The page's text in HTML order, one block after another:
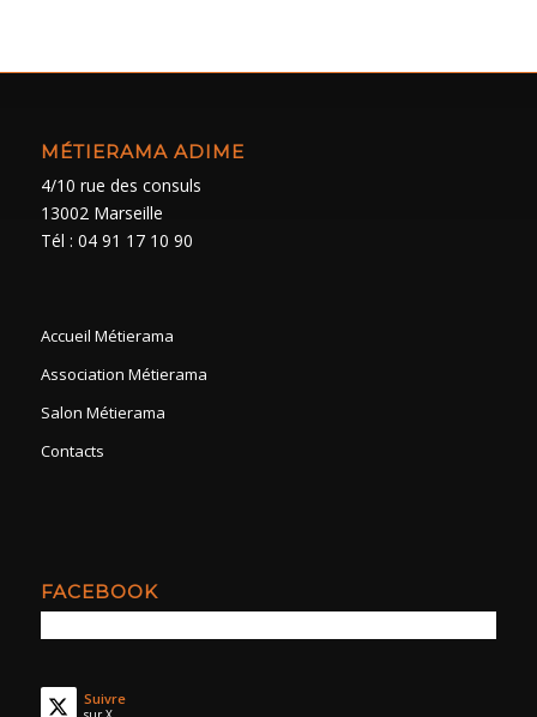
MÉTIERAMA ADIME
4/10 rue des consuls
13002 Marseille
Tél : 04 91 17 10 90
Accueil Métierama
Association Métierama
Salon Métierama
Contacts
FACEBOOK
Suivre